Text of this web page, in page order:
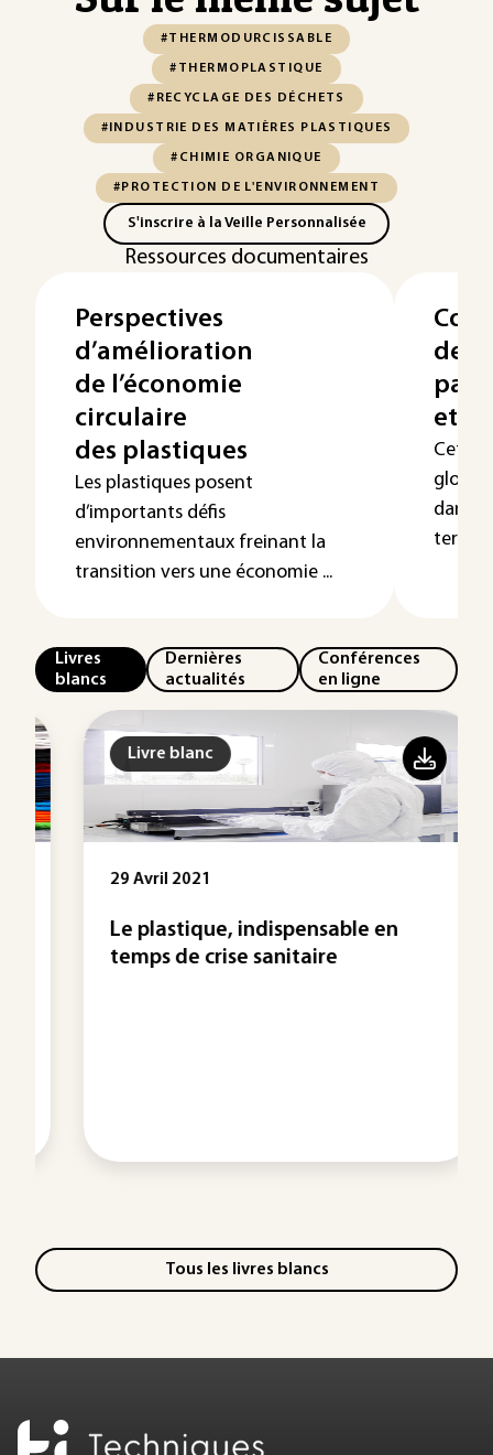
#THERMODURCISSABLE
#THERMOPLASTIQUE
#RECYCLAGE DES DÉCHETS
#INDUSTRIE DES MATIÈRES PLASTIQUES
#CHIMIE ORGANIQUE
#PROTECTION DE L'ENVIRONNEMENT
S'inscrire à la Veille Personnalisée
Ressources documentaires
Perspectives
d’amélioration
de l’économie
circulaire
des plastiques
Les plastiques posent
d’importants défis
environnementaux freinant la
transition vers une économie ...
des
par
et
Cet
global
dans
Livres
blancs
Dernières
actualités
Conférences
en ligne
Livre blanc
29 Avril 2021
Le plastique, indispensable en
temps de crise sanitaire
Tous les livres blancs